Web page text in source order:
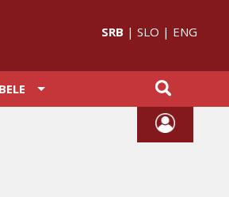
SRB | SLO | ENG